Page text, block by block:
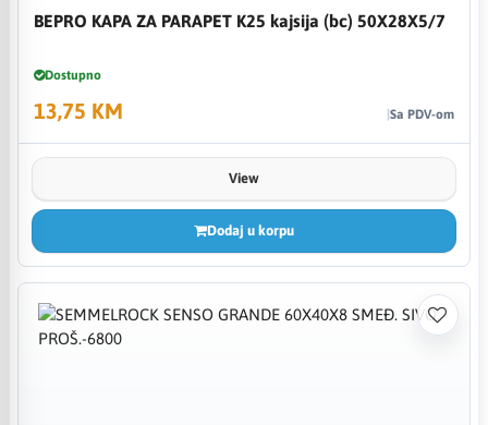
BEPRO KAPA ZA PARAPET K25 kajsija (bc) 50X28X5/7
Dostupno
13,75 KM Sa PDV-om
View
Dodaj u korpu